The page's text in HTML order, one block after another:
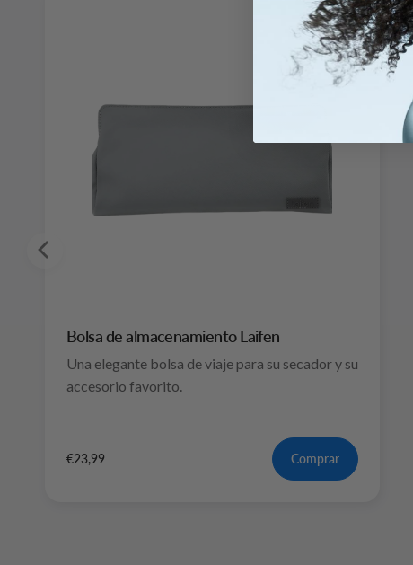
Bolsa de almacenamiento Laifen
Una elegante bolsa de viaje para su secador y su
accesorio favorito.
€23,99 Comprar